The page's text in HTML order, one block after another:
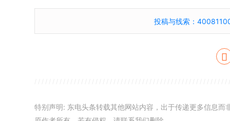
投稿与线索：
特别声明: 东电头条转载其他网站内容，出于传递更多信息